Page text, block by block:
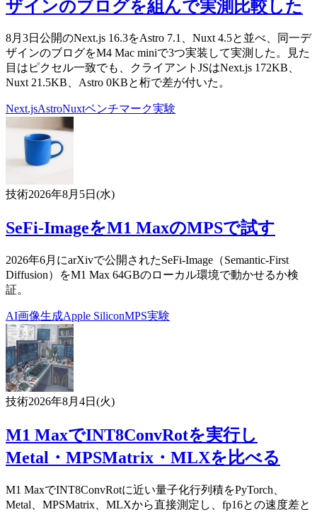
ザインのブログを組んで実測比較した
8月3日公開のNext.js 16.3をAstro 7.1、Nuxt 4.5と並べ、同一デ
ザインのブログをM4 Mac miniで3つ実装して実測した。見た
目はピクセル一致でも、クライアントJSはNext.js 172KB、
Nuxt 21.5KB、Astro 0KBと桁で差が付いた。
Next.jsAstroNuxtベンチマーク実験
技術2026年8月5日(水)
SeFi-ImageをM1 MaxのMPSで試す
2026年6月にarXivで公開されたSeFi-Image（Semantic-First
Diffusion）をM1 Max 64GBのローカル環境で動かせるか検
証。
AI画像生成Apple SiliconMPS実験
技術2026年8月4日(火)
M1 MaxでINT8ConvRotを実行し
Metal・MPSMatrix・MLXを比べる
M1 MaxでINT8ConvRotに近い量子化行列積をPyTorch、
Metal、MPSMatrix、MLXから直接測定し、fp16との速度差と